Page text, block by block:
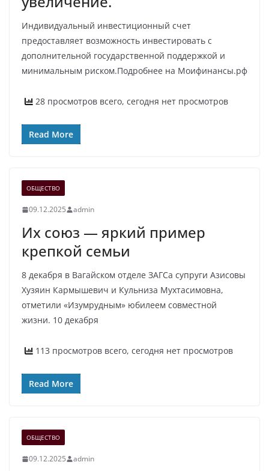
Индивидуальный инвестиционный счет
предоставляет возможность инвестировать с
дополнительной государственной поддержкой и
минимальным риском.Подробнее на Моифинансы.рф
28 просмотров всего, сегодня нет просмотров
Read More
ОБЩЕСТВО
09.12.2025 admin
Их союз — яркий пример
крепкой семьи
8 декабря в Вагайском отделе ЗАГСа супруги Азисовы
Хузяин Кармышевич и Кульниза Мухтасимовна,
отметили «Изумрудным» юбилеем совместной
жизни. 10 декабря
113 просмотров всего, сегодня нет просмотров
Read More
ОБЩЕСТВО
09.12.2025 admin